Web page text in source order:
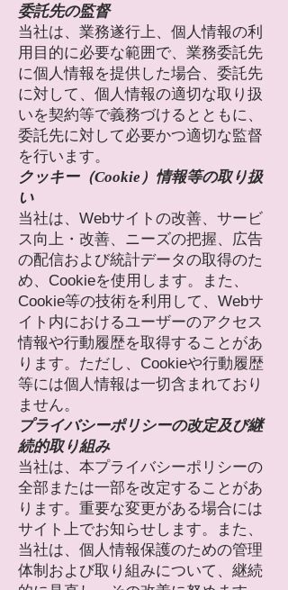
委託先の監督
当社は、業務遂行上、個人情報の利
用目的に必要な範囲で、業務委託先
に個人情報を提供した場合、委託先
に対して、個人情報の適切な取り扱
いを契約等で義務づけるとともに、
委託先に対して必要かつ適切な監督
を行います。
クッキー（Cookie）情報等の取り扱
い
当社は、Webサイトの改善、サービ
ス向上・改善、ニーズの把握、広告
の配信および統計データの取得のた
め、Cookieを使用します。また、
Cookie等の技術を利用して、Webサ
イト内におけるユーザーのアクセス
情報や行動履歴を取得することがあ
ります。ただし、Cookieや行動履歴
等には個人情報は一切含まれており
ません。
プライバシーポリシーの改定及び継
続的取り組み
当社は、本プライバシーポリシーの
全部または一部を改定することがあ
ります。重要な変更がある場合には
サイト上でお知らせします。また、
当社は、個人情報保護のための管理
体制および取り組みについて、継続